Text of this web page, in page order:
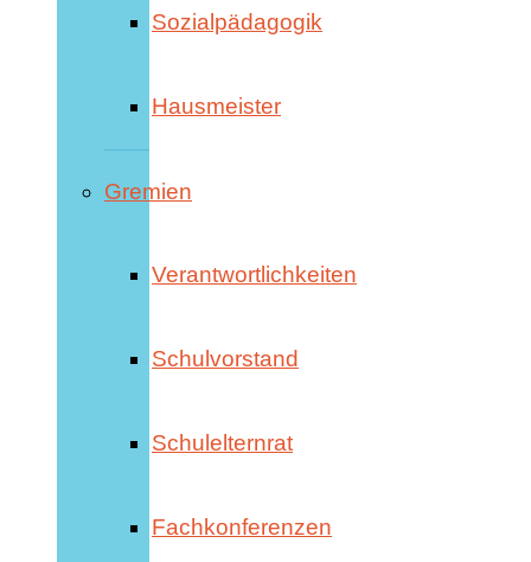
Sozialpädagogik
Hausmeister
Gremien
Verantwortlichkeiten
Schulvorstand
Schulelternrat
Fachkonferenzen